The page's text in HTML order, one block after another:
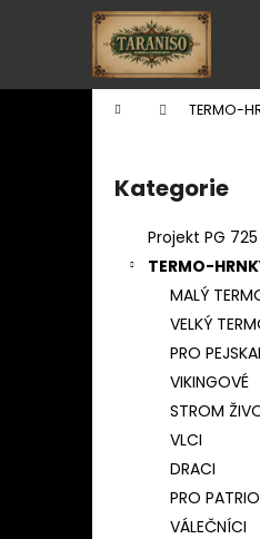
Domů TERMO-
Přeskočit
kategorie
Kategorie
Projekt PG 725
TERMO-
MALÝ
VELKÝ
PRO
VIKINGOVÉ
STROM
VLCI
DRACI
PRO
VÁLEČNÍCI
í
Zpět
do
Zpět
do
BAMBUSOVÝ
ČESKÝ LEV